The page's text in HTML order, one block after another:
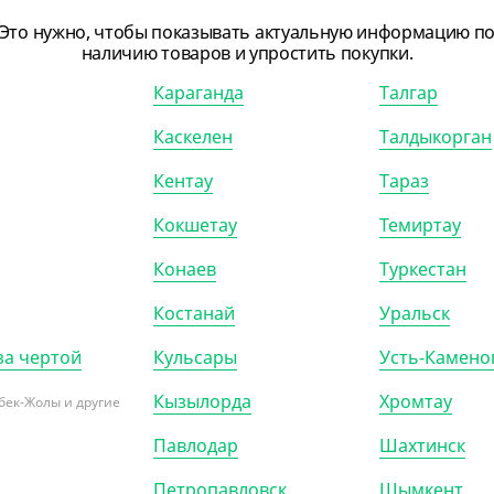
50, 130*130*50 мм,
2 585
Sandwich 60, 130*130*60 мм,
Это нужно, чтобы показывать актуальную информацию по
наличию товаров и упростить покупки.
чертой
Жолы и другие
Караганда
Каскелен
Кентау
Кокшетау
Конаев
Костанай
Кульсары
Кызылорда
Павлодар
Талгар
Талдыкорган
Тараз
Темиртау
Туркестан
Уральск
Усть-
Хромтау
Шахтинск